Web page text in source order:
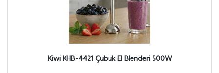
Kiwi KHB-4421 Çubuk El Blenderi 500W